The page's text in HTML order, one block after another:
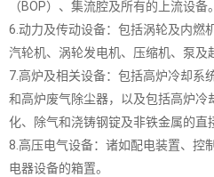
（BOP）、集流腔及所有的上流设备。
6.动力及传动设备：包括涡轮及内燃
汽轮机、涡轮发电机、压缩机、泵及
7.高炉及相关设备：包括高炉冷却系
和高炉废气除尘器，以及包括高炉冷
化、除气和浇铸钢锭及非铁金属的直
8.高压电气设备：诸如配电装置、控
电器设备的箱置。